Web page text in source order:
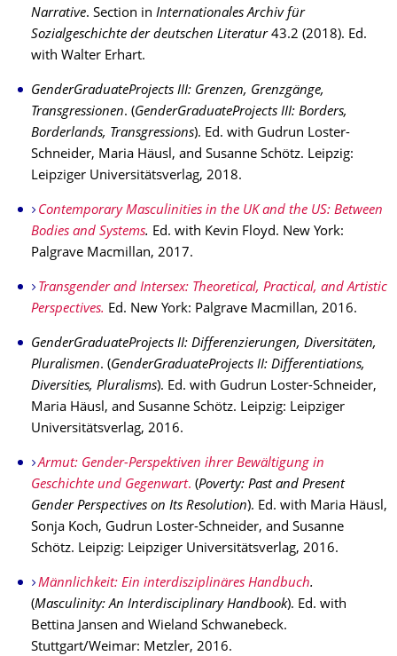
Narrative. Section in Internationales Archiv für
Sozialgeschichte der deutschen Literatur43.2 (2018). Ed.
with Walter Erhart.
GenderGraduateProjects III: Grenzen, Grenzgänge,
Transgressionen. (GenderGraduateProjects III: Borders,
Borderlands, Transgressions). Ed. with Gudrun Loster-
Schneider, Maria Häusl, and Susanne Schötz. Leipzig:
Leipziger Universitätsverlag, 2018.
Contemporary Masculinities in the UK and the US: Between
Bodies and Systems. Ed. with Kevin Floyd. New York:
Palgrave Macmillan, 2017.
Transgender and Intersex: Theoretical, Practical, and Artistic
Perspectives. Ed. New York: Palgrave Macmillan, 2016.
GenderGraduateProjects II: Differenzierungen, Diversitäten,
Pluralismen. (GenderGraduateProjects II: Differentiations,
Diversities, Pluralisms). Ed. with Gudrun Loster-Schneider,
Maria Häusl, and Susanne Schötz. Leipzig: Leipziger
Universitätsverlag, 2016.
Armut: Gender-Perspektiven ihrer Bewältigung in
Geschichte und Gegenwart. (Poverty: Past and Present
Gender Perspectives on Its Resolution). Ed. with Maria Häusl,
Sonja Koch, Gudrun Loster-Schneider, and Susanne
Schötz. Leipzig: Leipziger Universitätsverlag, 2016.
Männlichkeit: Ein interdisziplinäres Handbuch.
(Masculinity: An Interdisciplinary Handbook). Ed. with
Bettina Jansen and Wieland Schwanebeck.
Stuttgart/Weimar: Metzler, 2016.